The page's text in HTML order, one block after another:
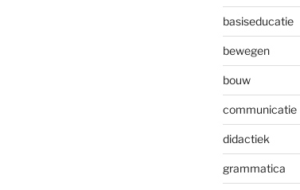
basiseducatie
bewegen
bouw
communicatie
didactiek
grammatica